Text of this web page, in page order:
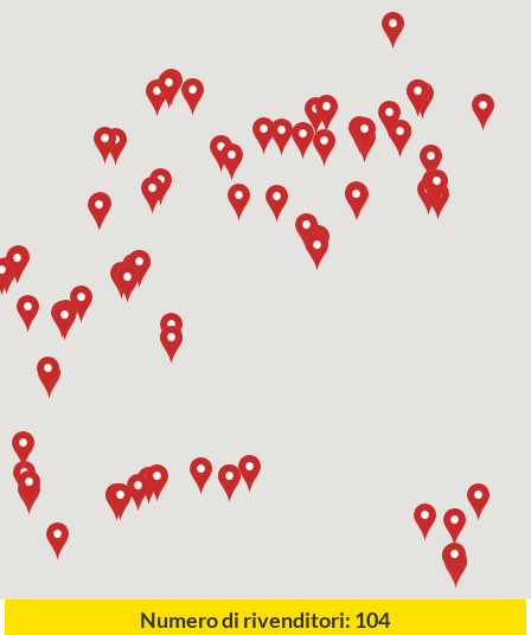
Numero di rivenditori: 104